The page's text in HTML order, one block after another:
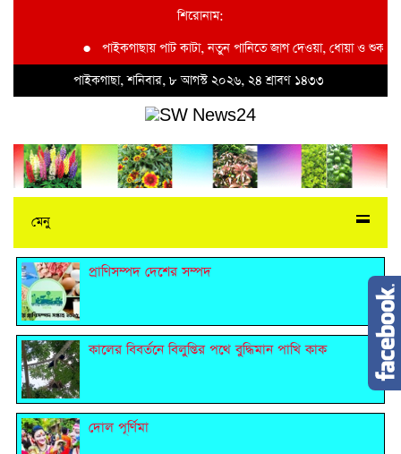
শিরোনাম:
পাইকগাছায় পাট কাটা, নতুন পানিতে জাগ দেওয়া, ধোয়া ও শুকানোয়
পাইকগাছা, শনিবার, ৮ আগস্ট ২০২৬, ২৪ শ্রাবণ ১৪৩৩
মেনু
প্রাণিসম্পদ দেশের সম্পদ
কালের বিবর্তনে বিলুপ্তির পথে বুদ্ধিমান পাখি কাক
দোল পূর্ণিমা